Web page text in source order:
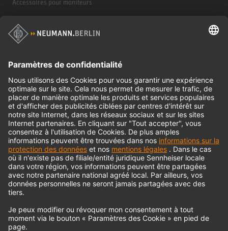
Accessoires pour moniteurs
Produits historiques
© 2018 - 2026Georg Neumann GmbH
Impression
Politique de confidentialité